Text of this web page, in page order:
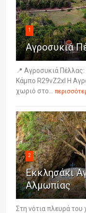
1
Αγροσυκιά
📍 Αγροσυκιά
Κάμπο R29vZ2xl Η
χωριό στο...
2
Εκκλησάκι
Αλμωπίας
Στη νότια πλευρά